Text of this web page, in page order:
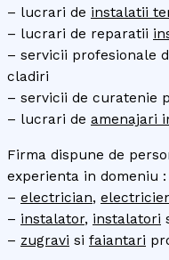
– lucrari de instalatii
– lucrari de reparatii
– servicii profesionale
cladiri
– servicii de curatenie
– lucrari de amenajari
Firma dispune de
experienta in domeniu :
– electrician,
– instalator, instalatori
– zugravi si faiantari